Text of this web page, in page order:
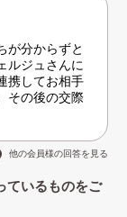
が分からずと
ルジュさんに
携してお相手
その後の交際
他の会員様の回答を見る
ているものをご